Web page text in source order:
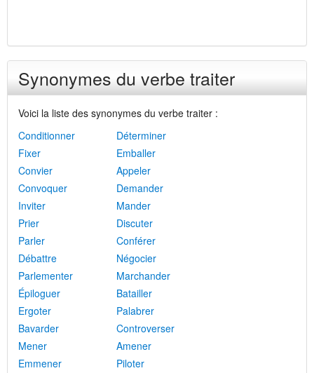
Synonymes du verbe traiter
Voici la liste des synonymes du verbe traiter :
Conditionner
Déterminer
Fixer
Emballer
Convier
Appeler
Convoquer
Demander
Inviter
Mander
Prier
Discuter
Parler
Conférer
Débattre
Négocier
Parlementer
Marchander
Épiloguer
Batailler
Ergoter
Palabrer
Bavarder
Controverser
Mener
Amener
Emmener
Piloter